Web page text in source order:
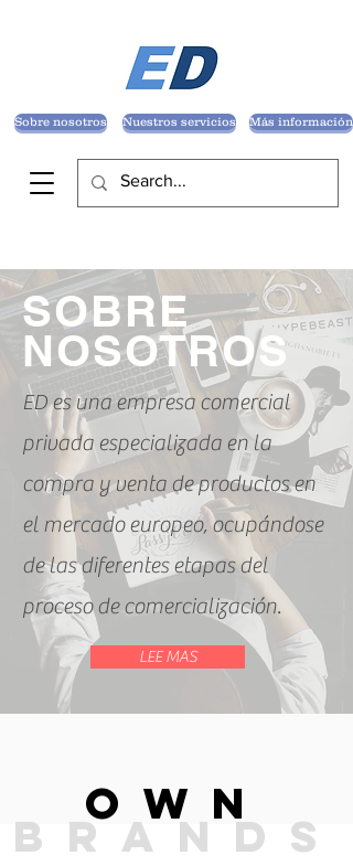
Nuestros servicios Más información
Sobre nosotros
SOBRE
NOSOTROS
ED es una empresa comercial
privada especializada en la
compra y venta de productos en
el mercado europeo, ocupándose
de las diferentes etapas del
proceso de comercialización.
LEE MAS
owN
BRANDS